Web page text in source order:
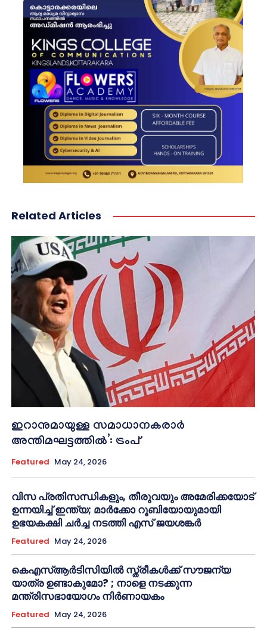
Related Articles
ഇറാനുമായുള്ള സമാധാനകരാർ
അന്തിമഘട്ടത്തിൽ‌’: ട്രംപ്
Featured May 24, 2026
വിസ പ്രതിസന്ധികളും, തീരുവയും അമേരിക്കയോട്
ഉന്നയിച്ച് ഇന്ത്യ; മാർക്കോ റൂബിയോയുമായി
ഉഭയകക്ഷി ചർച്ച നടത്തി എസ് ജയശങ്കർ
Featured May 24, 2026
കെഎസ്ആർടിസിയിൽ സ്ത്രീകൾക്ക് സൗജന്യ
യാത്ര ഉണ്ടാകുമോ? ; നാളെ നടക്കുന്ന
മന്ത്രിസഭായോഗം നിർണായകം
Featured May 24, 2026